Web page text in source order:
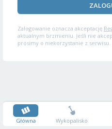
Zalogowanie oznacza akceptację
aktualnym brzmieniu. Jeśli nie
prosimy o niekorzystanie z serwisu.
Główna Wykopalisko